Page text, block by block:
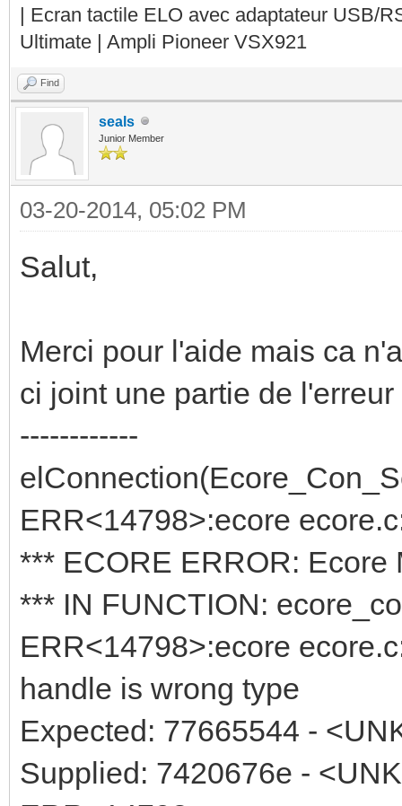
| Ecran tactile ELO avec adaptateur USB/
Ultimate | Ampli Pioneer VSX921
Find
seals
Junior Member
03-20-2014, 05:02 PM
Salut,
Merci pour l'aide mais ca
ci joint une partie de
------------
ERR<14798>:ecore
*** ECORE ERROR: Ecore
*** IN FUNCTION:
ERR<14798>:ecore
handle is wrong type
Expected: 77665544 -
Supplied: 7420676e -